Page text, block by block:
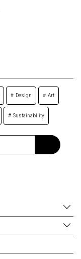
Design Art
Sustainability